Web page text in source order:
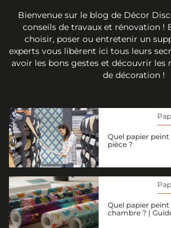
Bienvenue sur le blog de Décor
conseils de travaux et rénovation !
choisir, poser ou entretenir un
experts vous libèrent ici tous leurs
avoir les bons gestes et découvrir les
de décoration !
Quel papier
pièce ?
Quel papier
chambre ? |